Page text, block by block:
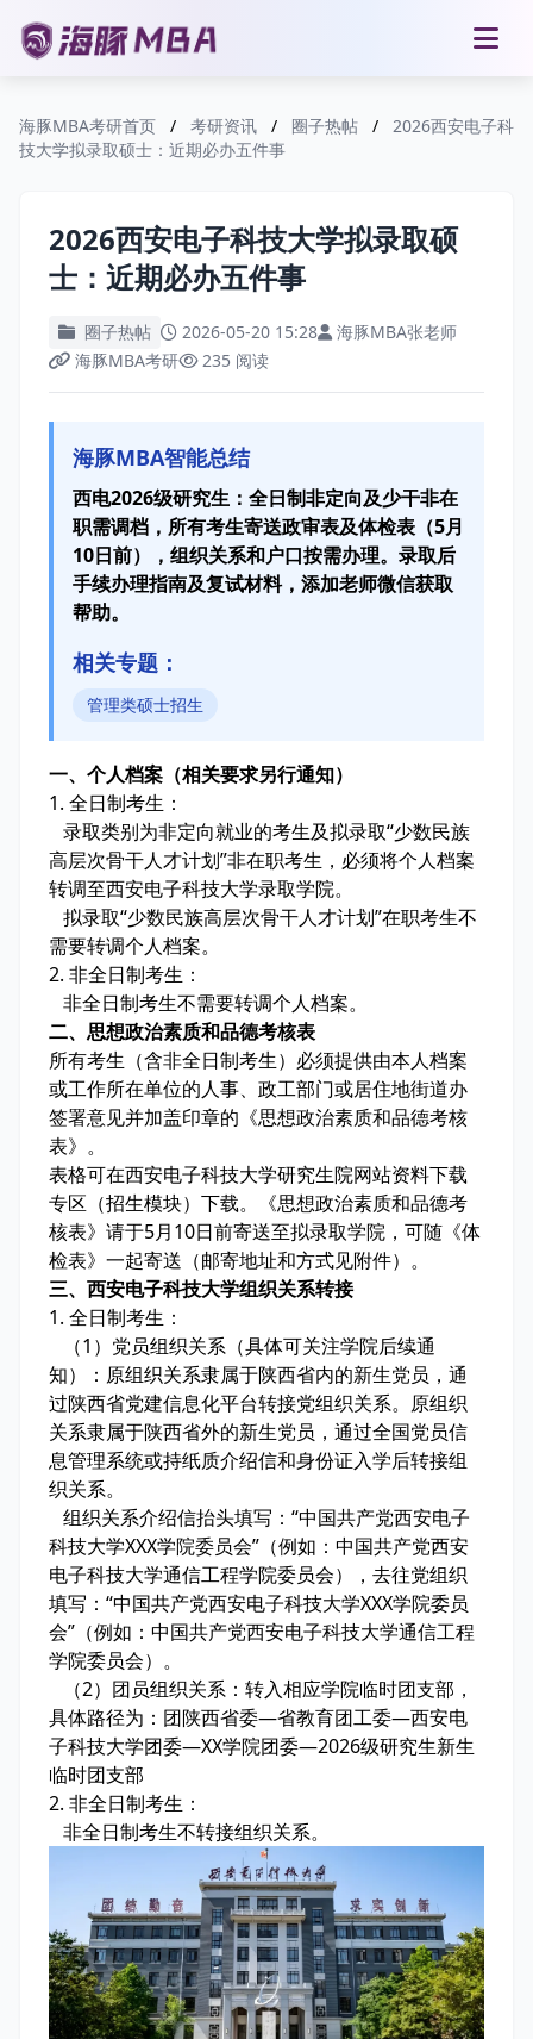
海豚MBA考研首页 / 考研资讯 / 圈子热帖 /
2026西安电子科
技大学拟录取硕士：近期必办五件事
2026西安电子科技大学拟录取硕
士：近期必办五件事
圈子热帖 2026-05-20 15:28
海豚MBA张老师
海豚MBA考研
235 阅读
海豚MBA智能总结
西电2026级研究生：全日制非定向及少干非在
职需调档，所有考生寄送政审表及体检表（5月
10日前），组织关系和户口按需办理。录取后
手续办理指南及复试材料，添加老师微信获取
帮助。
相关专题：
管理类硕士招生
一、个人档案（相关要求另行通知）
1. 全日制考生：
录取类别为非定向就业的考生及拟录取“少数民族
高层次骨干人才计划”非在职考生，必须将个人档案
转调至西安电子科技大学录取学院。
拟录取“少数民族高层次骨干人才计划”在职考生不
需要转调个人档案。
2. 非全日制考生：
非全日制考生不需要转调个人档案。
二、思想政治素质和品德考核表
所有考生（含非全日制考生）必须提供由本人档案
或工作所在单位的人事、政工部门或居住地街道办
签署意见并加盖印章的《思想政治素质和品德考核
表》。
表格可在西安电子科技大学研究生院网站资料下载
专区（招生模块）下载。《思想政治素质和品德考
核表》请于5月10日前寄送至拟录取学院，可随《体
检表》一起寄送（邮寄地址和方式见附件）。
三、西安电子科技大学组织关系转接
1. 全日制考生：
（1）党员组织关系（具体可关注学院后续通
知）：原组织关系隶属于陕西省内的新生党员，通
过陕西省党建信息化平台转接党组织关系。原组织
关系隶属于陕西省外的新生党员，通过全国党员信
息管理系统或持纸质介绍信和身份证入学后转接组
织关系。
组织关系介绍信抬头填写：“中国共产党西安电子
科技大学XXX学院委员会”（例如：中国共产党西安
电子科技大学通信工程学院委员会），去往党组织
填写：“中国共产党西安电子科技大学XXX学院委员
会”（例如：中国共产党西安电子科技大学通信工程
学院委员会）。
（2）团员组织关系：转入相应学院临时团支部，
具体路径为：团陕西省委—省教育团工委—西安电
子科技大学团委—XX学院团委—2026级研究生新生
临时团支部
2. 非全日制考生：
非全日制考生不转接组织关系。